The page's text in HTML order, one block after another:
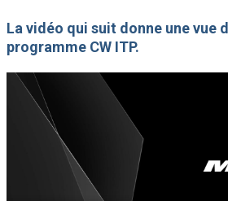
La vidéo qui suit donne une vue
programme CW ITP.